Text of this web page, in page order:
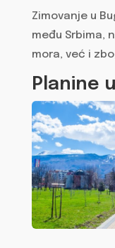
Zimovanje u
među Srbima,
mora, već i
Planine